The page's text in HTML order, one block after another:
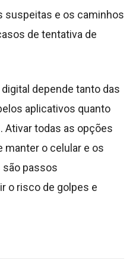
suspeitas e os caminhos
de tentativa de
depende tanto das
aplicativos quanto
Ativar todas as opções
manter o celular e os
são passos
o risco de golpes e